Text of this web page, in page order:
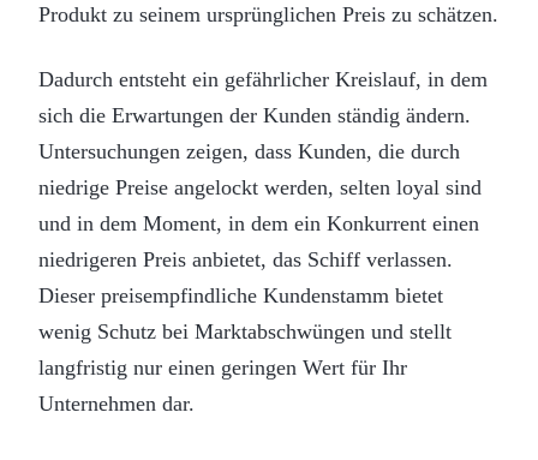
Produkt zu seinem ursprünglichen Preis zu schätzen.
Dadurch entsteht ein gefährlicher Kreislauf, in dem
sich die Erwartungen der Kunden ständig ändern.
Untersuchungen zeigen, dass Kunden, die durch
niedrige Preise angelockt werden, selten loyal sind
und in dem Moment, in dem ein Konkurrent einen
niedrigeren Preis anbietet, das Schiff verlassen.
Dieser preisempfindliche Kundenstamm bietet
wenig Schutz bei Marktabschwüngen und stellt
langfristig nur einen geringen Wert für Ihr
Unternehmen dar.